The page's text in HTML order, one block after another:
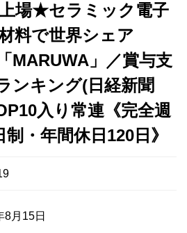
場★セラミック電子
料で世界シェア
MARUWA」／賞与支
ンキング(日経新聞
入り常連《完全週
制・年間休日120日》
8月15日